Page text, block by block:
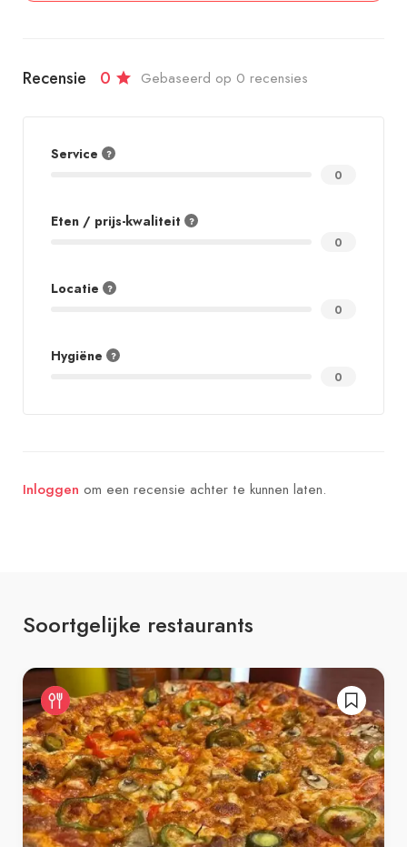
Recensie 0 Gebaseerd op 0 recensies
Service
0
Eten / prijs-kwaliteit
0
Locatie
0
Hygiëne
0
Inloggen om een recensie achter te kunnen laten.
Soortgelijke restaurants